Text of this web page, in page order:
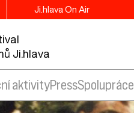
Ji.hlava On Air
Ji.hlava
aktivityPressSpolupráce